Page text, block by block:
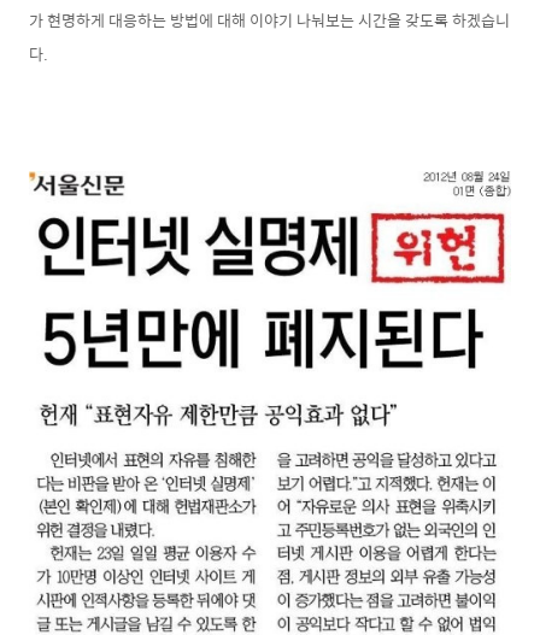
가 현명하게 대응하는 방법에 대해 이야기 나눠보는 시간을 갖도록 하겠습니
다.